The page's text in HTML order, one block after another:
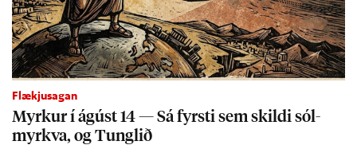
Flækjusagan
Myrk­ur í ág­úst 14 — Sá fyrsti sem skildi sól­
myrkva, og Tungl­ið